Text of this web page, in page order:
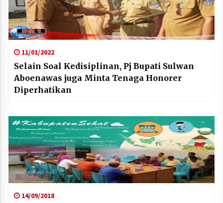
11/01/2022
Selain Soal Kedisiplinan, Pj Bupati Sulwan
Aboenawas juga Minta Tenaga Honorer
Diperhatikan
14/09/2018